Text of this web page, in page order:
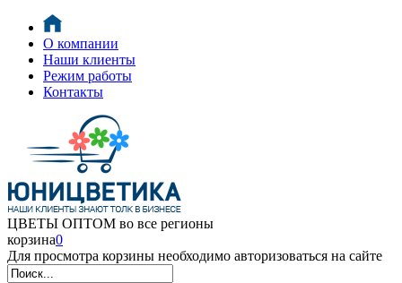
О компании
Наши клиенты
Режим работы
Контакты
ЦВЕТЫ ОПТОМ во все регионы
корзина0
Для просмотра корзины необходимо авторизоваться на сайте